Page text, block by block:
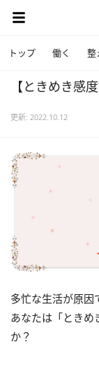
トップ 働く 整
【ときめき感
更新: 2022.10.12
多忙な生活が原因
あなたは「ときめ
か？